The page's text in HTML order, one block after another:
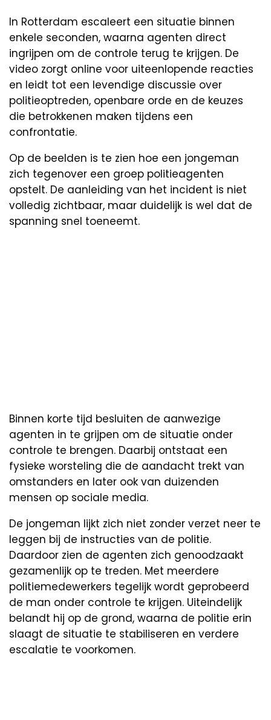
In Rotterdam escaleert een situatie binnen
enkele seconden, waarna agenten direct
ingrijpen om de controle terug te krijgen. De
video zorgt online voor uiteenlopende reacties
en leidt tot een levendige discussie over
politieoptreden, openbare orde en de keuzes
die betrokkenen maken tijdens een
confrontatie.
Op de beelden is te zien hoe een jongeman
zich tegenover een groep politieagenten
opstelt. De aanleiding van het incident is niet
volledig zichtbaar, maar duidelijk is wel dat de
spanning snel toeneemt.
Binnen korte tijd besluiten de aanwezige
agenten in te grijpen om de situatie onder
controle te brengen. Daarbij ontstaat een
fysieke worsteling die de aandacht trekt van
omstanders en later ook van duizenden
mensen op sociale media.
De jongeman lijkt zich niet zonder verzet neer te
leggen bij de instructies van de politie.
Daardoor zien de agenten zich genoodzaakt
gezamenlijk op te treden. Met meerdere
politiemedewerkers tegelijk wordt geprobeerd
de man onder controle te krijgen. Uiteindelijk
belandt hij op de grond, waarna de politie erin
slaagt de situatie te stabiliseren en verdere
escalatie te voorkomen.